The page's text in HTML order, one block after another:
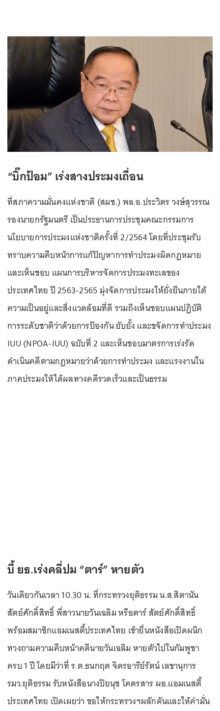
“บิ๊กป้อม” เร่งสางประมงเถื่อน
ที่สภาความมั่นคงแห่งชาติ (สมช.) พล.อ.ประวิตร วงษ์สุวรรณ
รองนายกรัฐมนตรี เป็นประธานการประชุมคณะกรรมการ
นโยบายการประมงแห่งชาติครั้งที่ 2/2564 โดยที่ประชุมรับ
ทราบความคืบหน้าการแก้ปัญหาการทำประมงผิดกฎหมาย
และเห็นชอบ แผนการบริหารจัดการประมงทะเลของ
ประเทศไทย ปี 2563-2565 มุ่งจัดการประมงให้ยั่งยืนภายใต้
ความเป็นอยู่และสิ่งแวดล้อมที่ดี รวมถึงเห็นชอบแผนปฏิบัติ
การระดับชาติว่าด้วยการป้องกัน ยับยั้ง และขจัดการทำประมง
IUU (NPOA-IUU) ฉบับที่ 2 และเห็นชอบมาตรการเร่งรัด
ดำเนินคดีตามกฎหมายว่าด้วยการทำประมง และแรงงานใน
ภาคประมงให้ได้ผลทางคดีรวดเร็วและเป็นธรรม
บี้ ยธ.เร่งคลี่ปม “ตาร์” หายตัว
วันเดียวกันเวลา 10.30 น. ที่กระทรวงยุติธรรม น.ส.สิตานัน
สัตย์ศักดิ์สิทธิ์ พี่สาวนายวันเฉลิม หรือตาร์ สัตย์ศักดิ์สิทธิ์
พร้อมสมาชิกแอมเนสตี้ประเทศไทย เข้ายื่นหนังสือเปิดผนึก
ทวงถามความคืบหน้าคดีนายวันเฉลิม หายตัวไปในกัมพูชา
ครบ 1 ปี โดยมีว่าที่ ร.ต.ธนกฤต จิตรอารีย์รัตน์ เลขานุการ
รมว.ยุติธรรม รับหนังสือนางปิยนุช โคตรสาร ผอ.แอมเนสตี้
ประเทศไทย เปิดเผยว่า ขอให้กระทรวงฯผลักดันและให้คำมั่น